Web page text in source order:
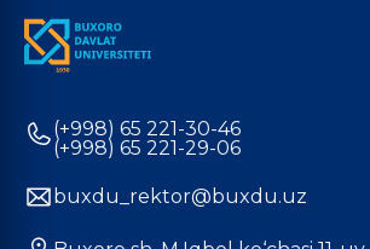
(+998) 65 221-30-46
(+998) 65 221-29-06
buxdu_rektor@buxdu.uz